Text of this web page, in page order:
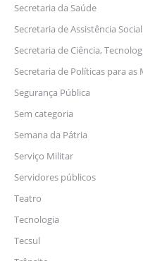
Secretaria da Saúde
Secretaria de Assistência Social
Secretaria de Ciência,
Secretaria de Políticas para as
Segurança Pública
Sem categoria
Semana da Pátria
Serviço Militar
Servidores públicos
Teatro
Tecnologia
Tecsul